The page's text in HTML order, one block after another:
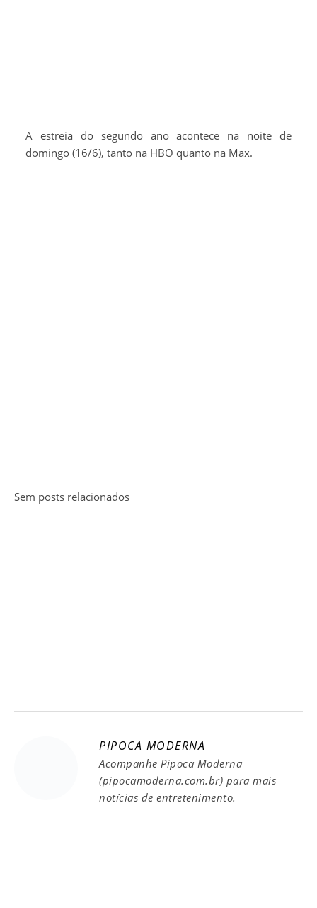
A estreia do segundo ano acontece na noite de
domingo (16/6), tanto na HBO quanto na Max.
Sem posts relacionados
PIPOCA MODERNA
Acompanhe Pipoca Moderna
(pipocamoderna.com.br) para mais
notícias de entretenimento.